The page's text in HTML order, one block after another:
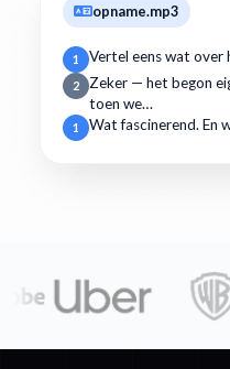
opname.mp3
1 Vertel eens wat over
2
Zeker — het begon
toen we…
1 Wat fascinerend. En